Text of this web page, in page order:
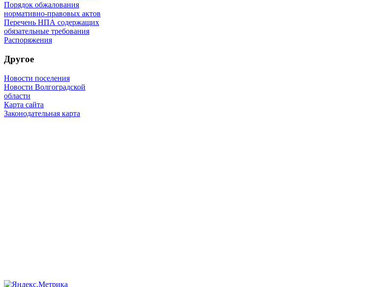
Порядок обжалования
нормативно-правовых актов
Перечень НПА содержащих
обязательные требования
Распоряжения
Другое
Новости поселения
Новости Волгоградской
области
Карта сайта
Законодательная карта